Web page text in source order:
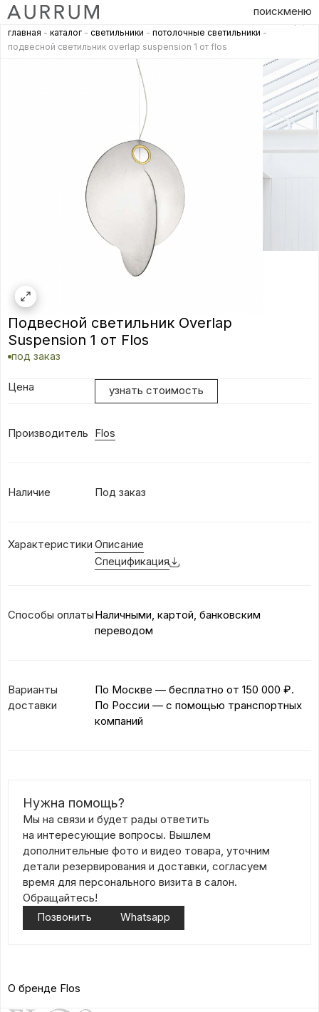
поискменю
главная - каталог - светильники - потолочные светильники -
подвесной светильник overlap suspension 1 от flos
Подвесной светильник Overlap
Suspension 1 от Flos
под заказ
Цена узнать стоимость
Производитель Flos
Наличие Под заказ
Характеристики Описание
Спецификация
Способы оплатыНаличными, картой, банковским
переводом
Варианты
доставки
По Москве — бесплатно от 150 000 ₽.
По России — с помощью транспортных
компаний
Нужна помощь?
Мы на связи и будет рады ответить
на интересующие вопросы. Вышлем
дополнительные фото и видео товара, уточним
детали резервирования и доставки, согласуем
время для персонального визита в салон.
Обращайтесь!
Позвонить
Whatsapp
О бренде Flos